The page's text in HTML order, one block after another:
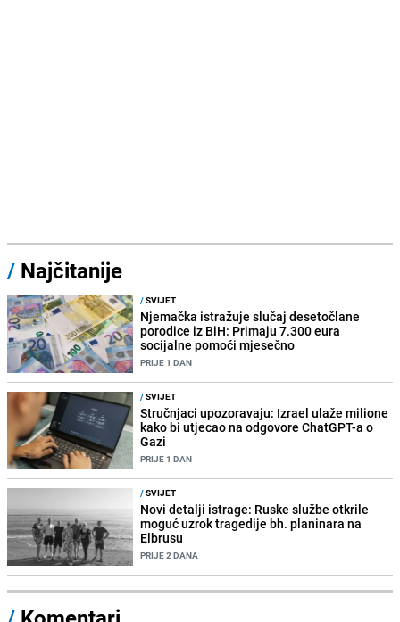
/ Najčitanije
/SVIJET
Njemačka istražuje slučaj desetočlane
porodice iz BiH: Primaju 7.300 eura
socijalne pomoći mjesečno
PRIJE 1 DAN
/SVIJET
Stručnjaci upozoravaju: Izrael ulaže milione
kako bi utjecao na odgovore ChatGPT-a o
Gazi
PRIJE 1 DAN
/SVIJET
Novi detalji istrage: Ruske službe otkrile
moguć uzrok tragedije bh. planinara na
Elbrusu
PRIJE 2 DANA